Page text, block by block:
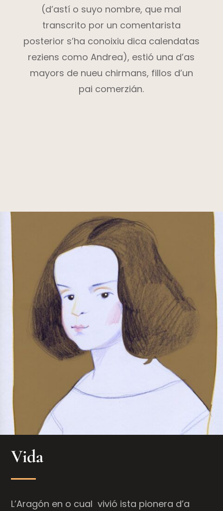
(d’astí o suyo nombre, que mal
transcrito por un comentarista
posterior s’ha conoixiu dica calendatas
reziens como Andrea), estió una d’as
mayors de nueu chirmans, fillos d’un
pai comerzián.
Vida
L’Aragón en o cual vivió ista pionera d’a